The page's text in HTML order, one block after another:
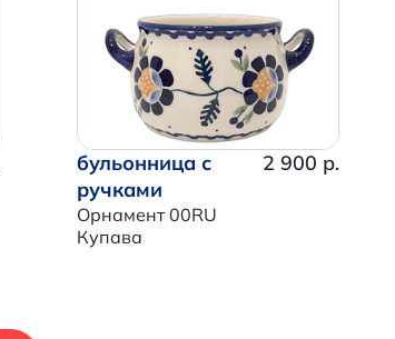
бульонница с
ручками
Орнамент 00RU
Купава
2 900 р.